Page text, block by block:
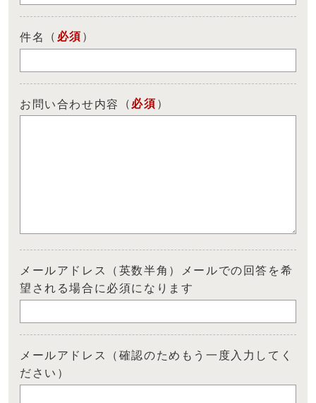
件名 （ 必須 ）
お問い合わせ内容 （ 必須 ）
メールアドレス（英数半角）メールでの回答を希
望される場合に必須になります
メールアドレス（確認のためもう一度入力してく
ださい）